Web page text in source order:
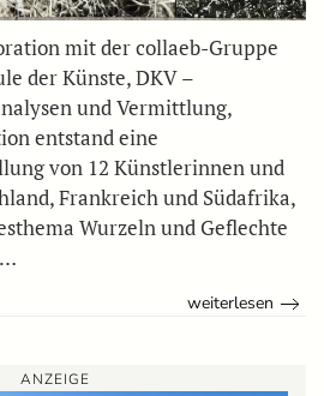
mit der collaeb-Gruppe
der Künste, DKV –
und Vermittlung,
entstand eine
von 12 Künstlerinnen und
Frankreich und Südafrika,
Wurzeln und Geflechte
weiterlesen
ANZEIGE